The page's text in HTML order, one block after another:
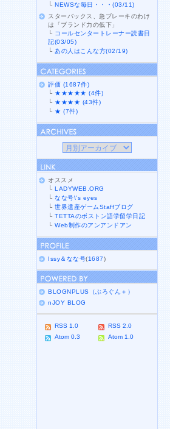
└NEWSな毎日・・・(03/11)
スターバックス、急ブレーキのわけ
は「ブランド力の低下」
└ コールセンタートレーナー読書日
記(03/05)
└ あの人はこんな方(02/19)
評価 (1687件)
└ ★★★★★ (4件)
└ ★★★★ (43件)
└ ★ (7件)
オススメ
└LADYWEB.ORG
└なな号\'s eyes
└世界遺産ゲームStaffブログ
└TETTAのボストン語学留学日記
└Web制作のアンアンドアン
Issy＆なな号(1687)
BLOGNPLUS（ぶろぐん＋）
nJOY BLOG
RSS 1.0
RSS 2.0
Atom 0.3
Atom 1.0